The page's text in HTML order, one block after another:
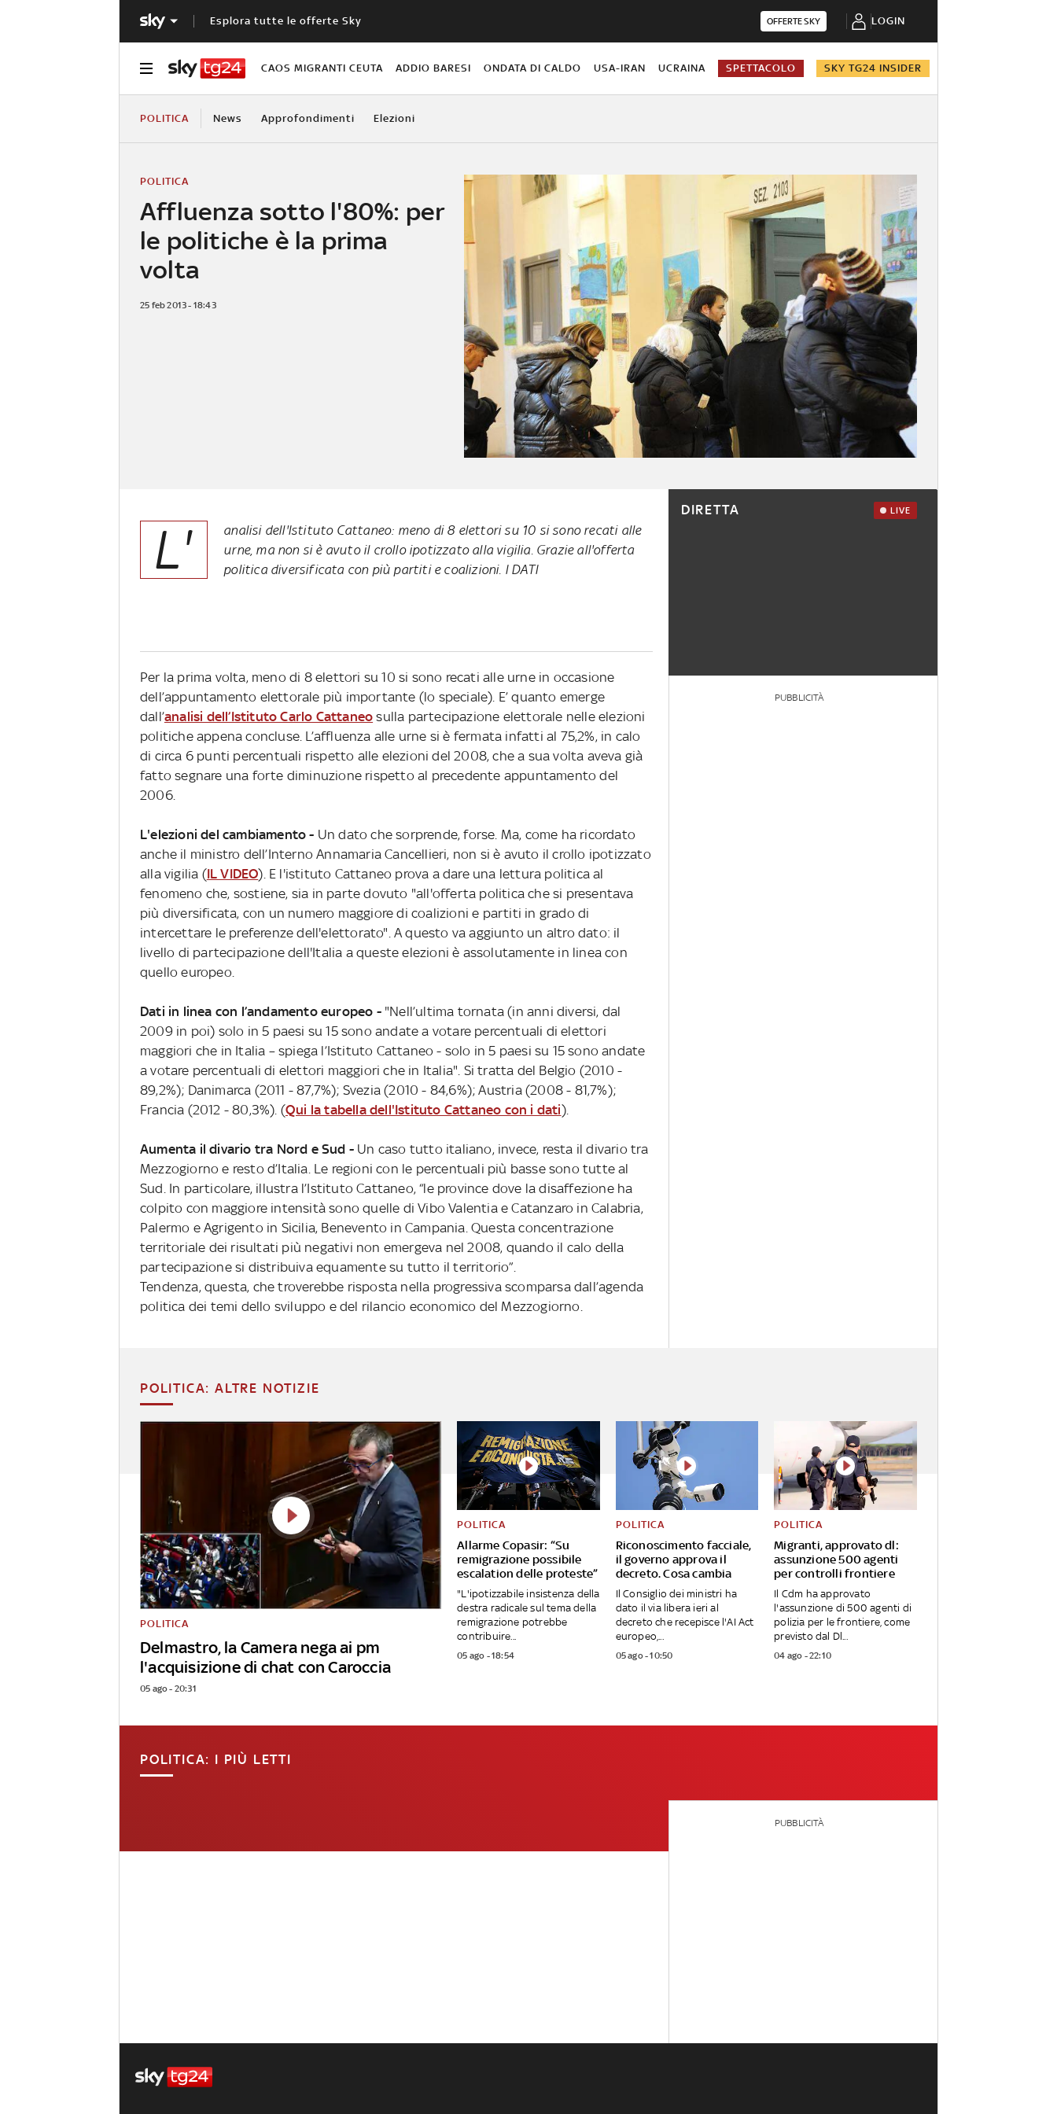
Esplora tutte le offerte Sky OFFERTE SKY LOGIN
CAOS MIGRANTI CEUTA ADDIO BARESI ONDATA DI CALDO USA-IRAN UCRAINA SPETTACOLO SKY TG24 INSIDER
POLITICA News Approfondimenti Elezioni
Affluenza sotto l'80%: per
le politiche è la prima
volta
POLITICA
25 feb 2013 - 18:43
L'
analisi dell'Istituto Cattaneo: meno di 8 elettori su 10 si sono recati alle
urne, ma non si è avuto il crollo ipotizzato alla vigilia. Grazie all'offerta
politica diversificata con più partiti e coalizioni. I DATI
Per la prima volta, meno di 8 elettori su 10 si sono recati alle urne in occasione
dell’appuntamento elettorale più importante (lo speciale). E’ quanto emerge
dall’analisi dell’Istituto Carlo Cattaneo sulla partecipazione elettorale nelle elezioni
politiche appena concluse. L’affluenza alle urne si è fermata infatti al 75,2%, in calo
di circa 6 punti percentuali rispetto alle elezioni del 2008, che a sua volta aveva già
fatto segnare una forte diminuzione rispetto al precedente appuntamento del
2006.
L'elezioni del cambiamento - Un dato che sorprende, forse. Ma, come ha ricordato
anche il ministro dell’Interno Annamaria Cancellieri, non si è avuto il crollo ipotizzato
alla vigilia (IL VIDEO). E l'istituto Cattaneo prova a dare una lettura politica al
fenomeno che, sostiene, sia in parte dovuto "all'offerta politica che si presentava
più diversificata, con un numero maggiore di coalizioni e partiti in grado di
intercettare le preferenze dell'elettorato". A questo va aggiunto un altro dato: il
livello di partecipazione dell'Italia a queste elezioni è assolutamente in linea con
quello europeo.
Dati in linea con l’andamento europeo - "Nell’ultima tornata (in anni diversi, dal
2009 in poi) solo in 5 paesi su 15 sono andate a votare percentuali di elettori
maggiori che in Italia – spiega l’Istituto Cattaneo - solo in 5 paesi su 15 sono andate
a votare percentuali di elettori maggiori che in Italia". Si tratta del Belgio (2010 -
89,2%); Danimarca (2011 - 87,7%); Svezia (2010 - 84,6%); Austria (2008 - 81,7%);
Francia (2012 - 80,3%). (Qui la tabella dell'Istituto Cattaneo con i dati).
Aumenta il divario tra Nord e Sud -Un caso tutto italiano, invece, resta il divario tra
Mezzogiorno e resto d’Italia. Le regioni con le percentuali più basse sono tutte al
Sud. In particolare, illustra l’Istituto Cattaneo, “le province dove la disaffezione ha
colpito con maggiore intensità sono quelle di Vibo Valentia e Catanzaro in Calabria,
Palermo e Agrigento in Sicilia, Benevento in Campania. Questa concentrazione
territoriale dei risultati più negativi non emergeva nel 2008, quando il calo della
partecipazione si distribuiva equamente su tutto il territorio”.
Tendenza, questa, che troverebbe risposta nella progressiva scomparsa dall’agenda
politica dei temi dello sviluppo e del rilancio economico del Mezzogiorno.
DIRETTA LIVE
PUBBLICITÀ
POLITICA: ALTRE NOTIZIE
Delmastro, la Camera nega ai pm
l'acquisizione di chat con Caroccia
POLITICA
05 ago - 20:31
Allarme Copasir: “Su
remigrazione possibile
escalation delle proteste”
POLITICA
"L'ipotizzabile insistenza della
destra radicale sul tema della
remigrazione potrebbe
contribuire...
05 ago - 18:54
Riconoscimento facciale,
il governo approva il
decreto. Cosa cambia
POLITICA
Il Consiglio dei ministri ha
dato il via libera ieri al
decreto che recepisce l'AI Act
europeo,...
05 ago - 10:50
Migranti, approvato dl:
assunzione 500 agenti
per controlli frontiere
POLITICA
Il Cdm ha approvato
l'assunzione di 500 agenti di
polizia per le frontiere, come
previsto dal Dl...
04 ago - 22:10
POLITICA: I PIÙ LETTI
PUBBLICITÀ